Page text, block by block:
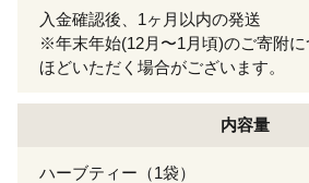
入金確認後、1ヶ月以内の発送
※年末年始(12月〜1月頃)のご寄附に
ほどいただく場合がございます。
内容量
ハーブティー（1袋）